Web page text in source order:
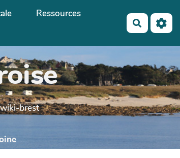
Ressources
wiki-brest